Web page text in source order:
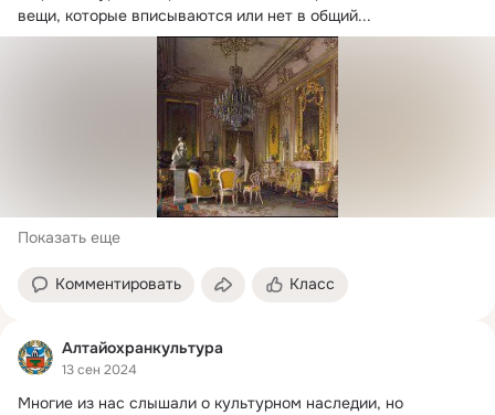
вещи, которые вписываются или нет в общий...
Показать еще
Комментировать Класс
Алтайохранкультура
13 сен 2024
Многие из нас слышали о культурном наследии, но